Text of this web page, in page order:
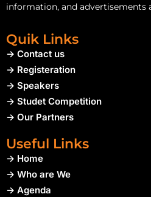
information, and advertisements
Quik Links
-> Contact us
-> Registeration
-> Speakers
-> Studet Competition
-> Our Partners
Useful Links
-> Home
-> Who are We
-> Agenda